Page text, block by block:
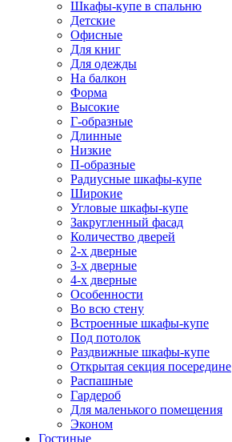
Шкафы-купе в спальню
Детские
Офисные
Для книг
Для одежды
На балкон
Форма
Высокие
Г-образные
Длинные
Низкие
П-образные
Радиусные шкафы-купе
Широкие
Угловые шкафы-купе
Закругленный фасад
Количество дверей
2-х дверные
3-х дверные
4-х дверные
Особенности
Во всю стену
Встроенные шкафы-купе
Под потолок
Раздвижные шкафы-купе
Открытая секция посередине
Распашные
Гардероб
Для маленького помещения
Эконом
Гостиные